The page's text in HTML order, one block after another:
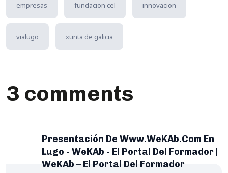
empresas fundacion cel innovacion
vialugo xunta de galicia
3 comments
Presentación De Www.WeKAb.com En
Lugo - WeKAb - El Portal Del Formador |
WeKAb – El Portal Del Formador